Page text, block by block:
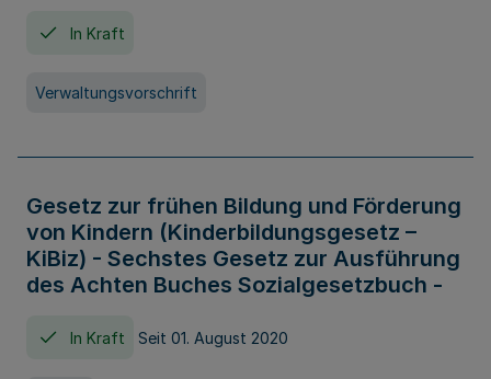
In Kraft
Verwaltungsvorschrift
Gesetz zur frühen Bildung und Förderung
von Kindern (Kinderbildungsgesetz –
KiBiz) - Sechstes Gesetz zur Ausführung
des Achten Buches Sozialgesetzbuch -
In Kraft Seit 01. August 2020